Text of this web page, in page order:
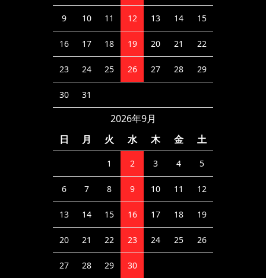
9 10 11 12 13 14 15
16 17 18 19 20 21 22
23 24 25 26 27 28 29
30 31
2026年9月
日
月 火 水 木 金 土
1 2 3 4 5
6 7 8 9 10 11 12
13 14 15 16 17 18 19
20 21 22 23 24 25 26
27 28 29 30